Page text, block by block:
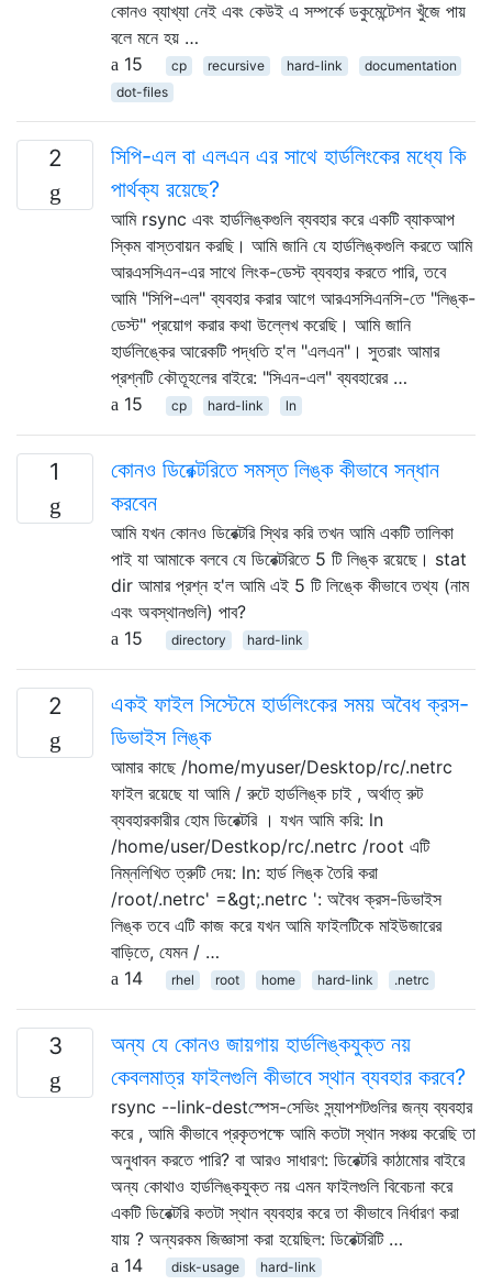
কোনও ব্যাখ্যা নেই এবং কেউই এ সম্পর্কে ডকুমেন্টেশন খুঁজে পায়
বলে মনে হয় …
15
cp recursive hard-link
documentation
dot-files
2
সিপি-এল বা এলএন এর সাথে হার্ডলিংকের মধ্যে কি
পার্থক্য রয়েছে?
আমি rsync এবং হার্ডলিঙ্কগুলি ব্যবহার করে একটি ব্যাকআপ
স্কিম বাস্তবায়ন করছি। আমি জানি যে হার্ডলিঙ্কগুলি করতে আমি
আরএসসিএন-এর সাথে লিংক-ডেস্ট ব্যবহার করতে পারি, তবে
আমি "সিপি-এল" ব্যবহার করার আগে আরএসসিএনসি-তে "লিঙ্ক-
ডেস্ট" প্রয়োগ করার কথা উল্লেখ করেছি। আমি জানি
হার্ডলিঙ্কের আরেকটি পদ্ধতি হ'ল "এলএন"। সুতরাং আমার
প্রশ্নটি কৌতূহলের বাইরে: "সিএন-এল" ব্যবহারের …
15
cp hard-link ln
1
কোনও ডিরেক্টরিতে সমস্ত লিঙ্ক কীভাবে সন্ধান
করবেন
আমি যখন কোনও ডিরেক্টরি স্থির করি তখন আমি একটি তালিকা
পাই যা আমাকে বলবে যে ডিরেক্টরিতে 5 টি লিঙ্ক রয়েছে। stat
dir আমার প্রশ্ন হ'ল আমি এই 5 টি লিঙ্কে কীভাবে তথ্য (নাম
এবং অবস্থানগুলি) পাব?
15
directory hard-link
2
একই ফাইল সিস্টেমে হার্ডলিংকের সময় অবৈধ ক্রস-
ডিভাইস লিঙ্ক
আমার কাছে /home/myuser/Desktop/rc/.netrc
ফাইল রয়েছে যা আমি / রুটে হার্ডলিঙ্ক চাই , অর্থাত্ রুট
ব্যবহারকারীর হোম ডিরেক্টরি । যখন আমি করি: ln
/home/user/Destkop/rc/.netrc /root এটি
নিম্নলিখিত ত্রুটি দেয়: ln: হার্ড লিঙ্ক তৈরি করা
/root/.netrc' =&gt;.netrc ': অবৈধ ক্রস-ডিভাইস
লিঙ্ক তবে এটি কাজ করে যখন আমি ফাইলটিকে মাইউজারের
বাড়িতে, যেমন / …
14
rhel root home hard-link .netrc
3
অন্য যে কোনও জায়গায় হার্ডলিঙ্কযুক্ত নয়
কেবলমাত্র ফাইলগুলি কীভাবে স্থান ব্যবহার করবে?
rsync --link-destস্পেস-সেভিং স্ন্যাপশটগুলির জন্য ব্যবহার
করে , আমি কীভাবে প্রকৃতপক্ষে আমি কতটা স্থান সঞ্চয় করেছি তা
অনুধাবন করতে পারি? বা আরও সাধারণ: ডিরেক্টরি কাঠামোর বাইরে
অন্য কোথাও হার্ডলিঙ্কযুক্ত নয় এমন ফাইলগুলি বিবেচনা করে
একটি ডিরেক্টরি কতটা স্থান ব্যবহার করে তা কীভাবে নির্ধারণ করা
যায় ? অন্যরকম জিজ্ঞাসা করা হয়েছিল: ডিরেক্টরিটি …
14
disk-usage hard-link